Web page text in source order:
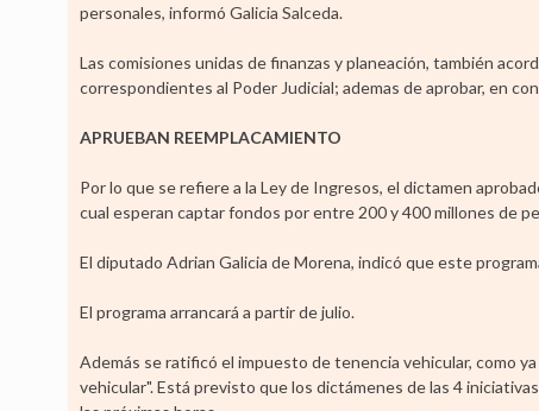
personales, informó Galicia Salceda.
Las comisiones unidas de finanzas y planeación, también
correspondientes al Poder Judicial; ademas de aprobar, en
APRUEBAN REEMPLACAMIENTO
Por lo que se refiere a la Ley de Ingresos, el dictamen
cual esperan captar fondos por entre 200 y 400 millones de
El diputado Adrian Galicia de Morena, indicó que este
El programa arrancará a partir de julio.
Además se ratificó el impuesto de tenencia vehicular, como
vehicular". Está previsto que los dictámenes de las 4